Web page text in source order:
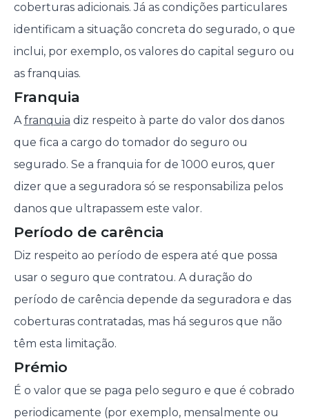
coberturas adicionais. Já as condições particulares
identificam a situação concreta do segurado, o que
inclui, por exemplo, os valores do capital seguro ou
as franquias.
Franquia
Afranquia diz respeito à parte do valor dos danos
que fica a cargo do tomador do seguro ou
segurado. Se a franquia for de 1000 euros, quer
dizer que a seguradora só se responsabiliza pelos
danos que ultrapassem este valor.
Período de carência
Diz respeito ao período de espera até que possa
usar o seguro que contratou. A duração do
período de carência depende da seguradora e das
coberturas contratadas, mas há seguros que não
têm esta limitação.
Prémio
É o valor que se paga pelo seguro e que é cobrado
periodicamente (por exemplo, mensalmente ou